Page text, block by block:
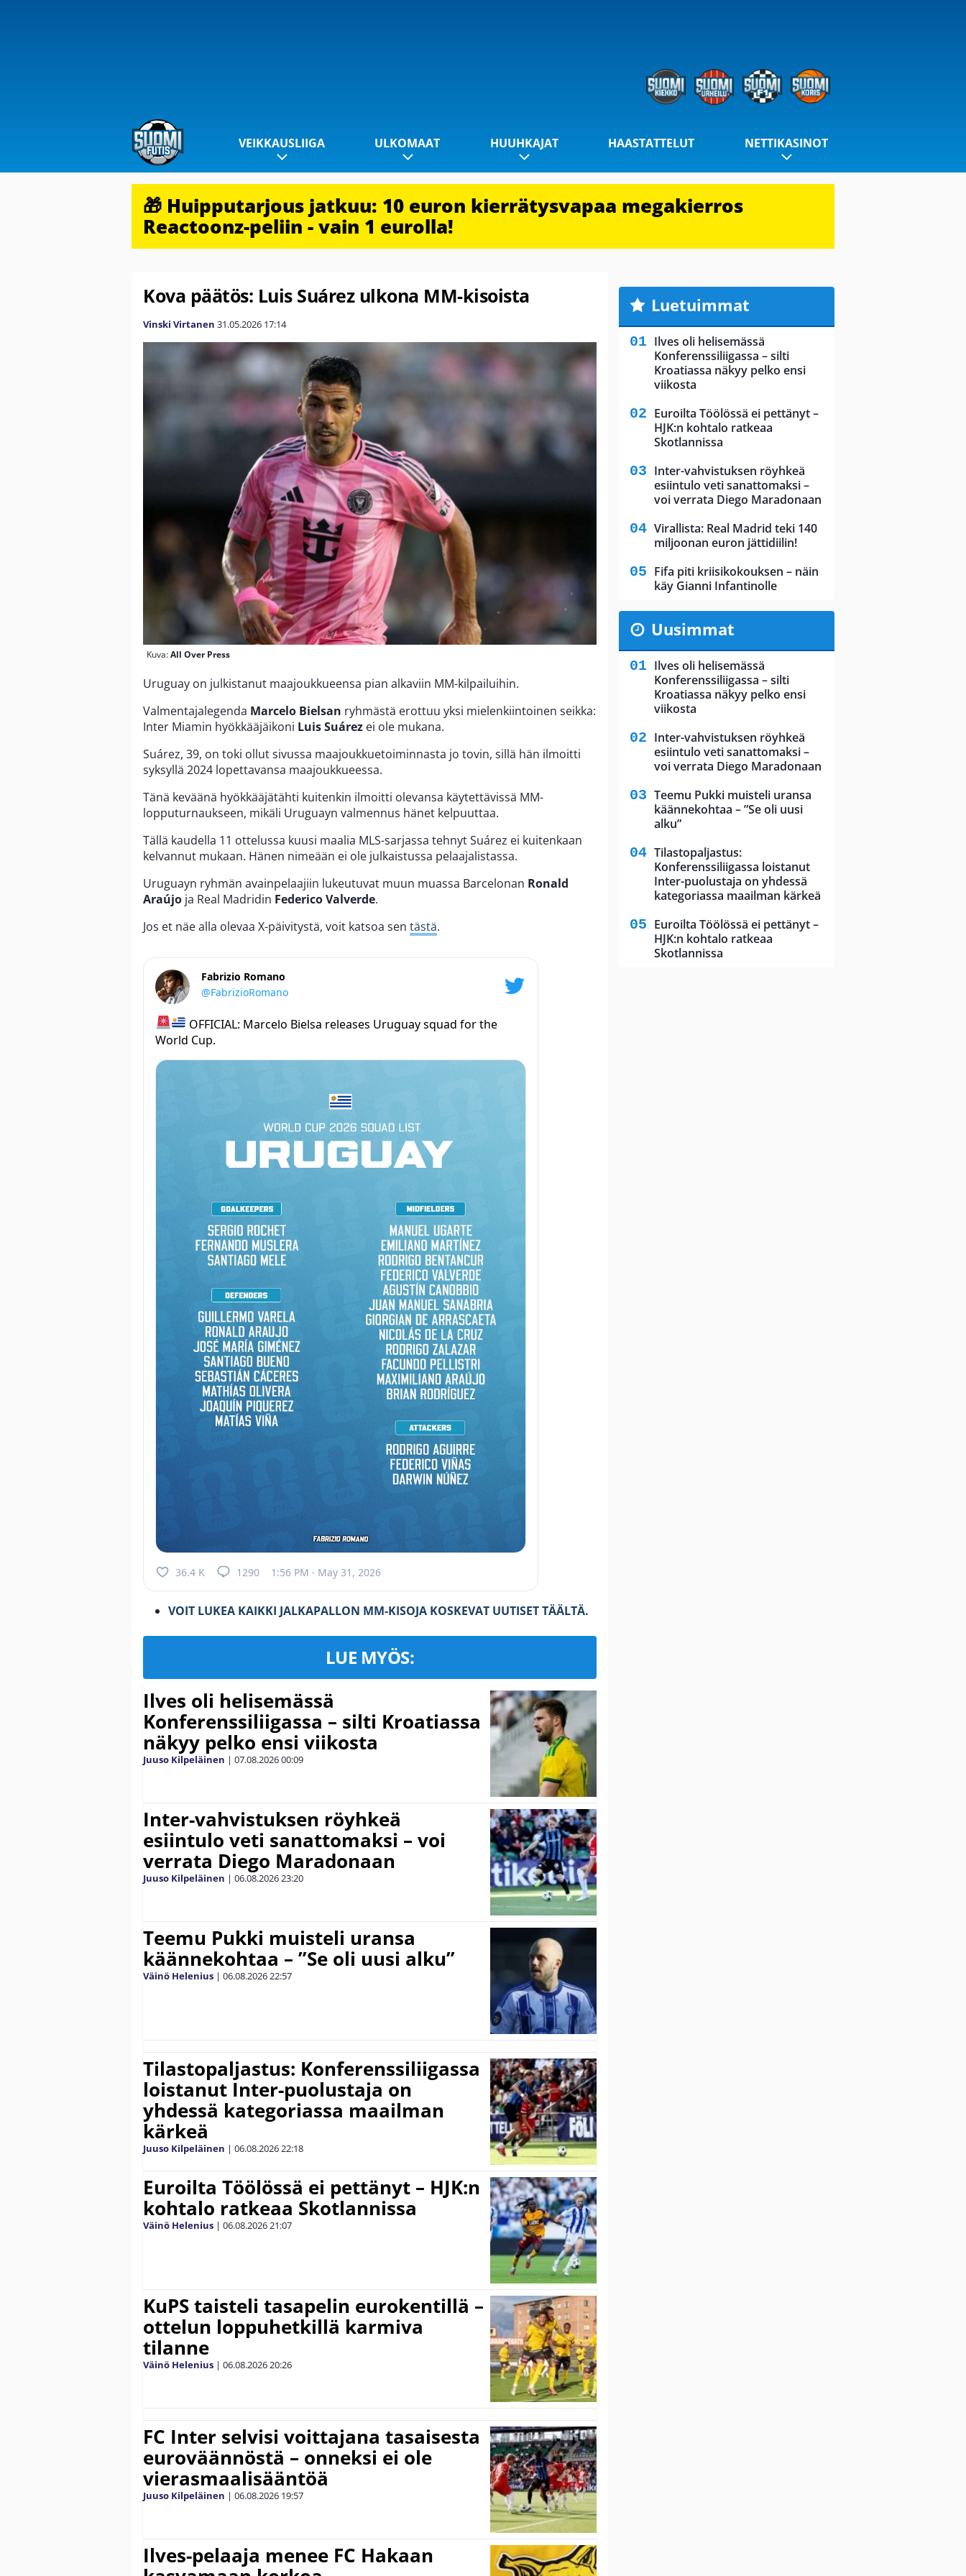
VEIKKAUSLIIGA ULKOMAAT HUUHKAJAT HAASTATTELUT NETTIKASINOT
🎁 Huipputarjous jatkuu: 10 euron kierrätysvapaa megakierros
Reactoonz-peliin - vain 1 eurolla!
Kova päätös: Luis Suárez ulkona MM-kisoista
Vinski Virtanen 31.05.2026 17:14
Kuva:All Over Press
Uruguay on julkistanut maajoukkueensa pian alkaviin MM-kilpailuihin.
Valmentajalegenda Marcelo Bielsan ryhmästä erottuu yksi mielenkiintoinen seikka:
Inter Miamin hyökkääjäikoni Luis Suárez ei ole mukana.
Suárez, 39, on toki ollut sivussa maajoukkuetoiminnasta jo tovin, sillä hän ilmoitti
syksyllä 2024 lopettavansa maajoukkueessa.
Tänä keväänä hyökkääjätähti kuitenkin ilmoitti olevansa käytettävissä MM-
lopputurnaukseen, mikäli Uruguayn valmennus hänet kelpuuttaa.
Tällä kaudella 11 ottelussa kuusi maalia MLS-sarjassa tehnyt Suárez ei kuitenkaan
kelvannut mukaan. Hänen nimeään ei ole julkaistussa pelaajalistassa.
Uruguayn ryhmän avainpelaajiin lukeutuvat muun muassa Barcelonan Ronald
Araújo ja Real Madridin Federico Valverde.
Jos et näe alla olevaa X-päivitystä, voit katsoa sen tästä.
Fabrizio Romano
@FabrizioRomano
OFFICIAL: Marcelo Bielsa releases Uruguay squad for the
World Cup.
36.4 K 1290 1:56 PM · May 31, 2026
VOIT LUKEA KAIKKI JALKAPALLON MM-KISOJA KOSKEVAT UUTISET TÄÄLTÄ.
LUE MYÖS:
Ilves oli helisemässä
Konferenssiliigassa – silti Kroatiassa
näkyy pelko ensi viikosta
Juuso Kilpeläinen | 07.08.202600:09
Inter-vahvistuksen röyhkeä
esiintulo veti sanattomaksi – voi
verrata Diego Maradonaan
Juuso Kilpeläinen | 06.08.202623:20
Teemu Pukki muisteli uransa
käännekohtaa – ”Se oli uusi alku”
Väinö Helenius | 06.08.202622:57
Tilastopaljastus: Konferenssiliigassa
loistanut Inter-puolustaja on
yhdessä kategoriassa maailman
kärkeä
Juuso Kilpeläinen | 06.08.202622:18
Euroilta Töölössä ei pettänyt – HJK:n
kohtalo ratkeaa Skotlannissa
Väinö Helenius | 06.08.202621:07
KuPS taisteli tasapelin eurokentillä –
ottelun loppuhetkillä karmiva
tilanne
Väinö Helenius | 06.08.202620:26
FC Inter selvisi voittajana tasaisesta
euroväännöstä – onneksi ei ole
vierasmaalisääntöä
Juuso Kilpeläinen | 06.08.2026 19:57
Ilves-pelaaja menee FC Hakaan
Luetuimmat
Ilves oli helisemässä
Konferenssiliigassa – silti
Kroatiassa näkyy pelko ensi
viikosta
Euroilta Töölössä ei pettänyt –
HJK:n kohtalo ratkeaa
Skotlannissa
Inter-vahvistuksen röyhkeä
esiintulo veti sanattomaksi –
voi verrata Diego Maradonaan
Virallista: Real Madrid teki 140
miljoonan euron jättidiilin!
Fifa piti kriisikokouksen – näin
käy Gianni Infantinolle
Uusimmat
Ilves oli helisemässä
Konferenssiliigassa – silti
Kroatiassa näkyy pelko ensi
viikosta
Inter-vahvistuksen röyhkeä
esiintulo veti sanattomaksi –
voi verrata Diego Maradonaan
Teemu Pukki muisteli uransa
käännekohtaa – ”Se oli uusi
alku”
Tilastopaljastus:
Konferenssiliigassa loistanut
Inter-puolustaja on yhdessä
kategoriassa maailman kärkeä
Euroilta Töölössä ei pettänyt –
HJK:n kohtalo ratkeaa
Skotlannissa